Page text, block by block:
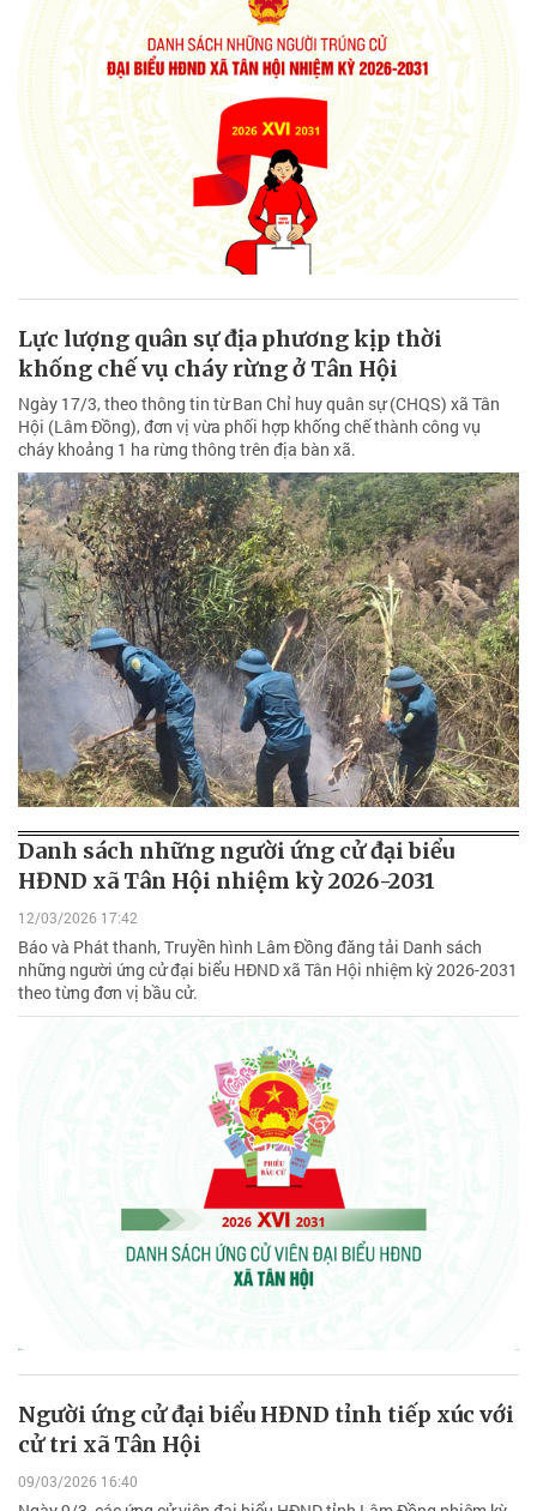
Lực lượng quân sự địa phương kịp thời
khống chế vụ cháy rừng ở Tân Hội
Ngày 17/3, theo thông tin từ Ban Chỉ huy quân sự (CHQS) xã Tân
Hội (Lâm Đồng), đơn vị vừa phối hợp khống chế thành công vụ
cháy khoảng 1 ha rừng thông trên địa bàn xã.
Danh sách những người ứng cử đại biểu
HĐND xã Tân Hội nhiệm kỳ 2026-2031
12/03/2026 17:42
Báo và Phát thanh, Truyền hình Lâm Đồng đăng tải Danh sách
những người ứng cử đại biểu HĐND xã Tân Hội nhiệm kỳ 2026-2031
theo từng đơn vị bầu cử.
Người ứng cử đại biểu HĐND tỉnh tiếp xúc với
cử tri xã Tân Hội
09/03/2026 16:40